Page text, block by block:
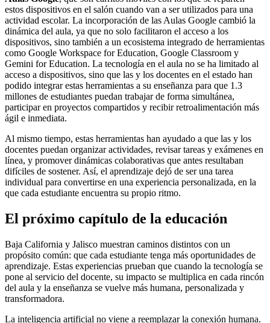
estos dispositivos en el salón cuando van a ser utilizados para una
actividad escolar. La incorporación de las Aulas Google cambió la
dinámica del aula, ya que no solo facilitaron el acceso a los
dispositivos, sino también a un ecosistema integrado de herramientas
como Google Workspace for Education, Google Classroom y
Gemini for Education. La tecnología en el aula no se ha limitado al
acceso a dispositivos, sino que las y los docentes en el estado han
podido integrar estas herramientas a su enseñanza para que 1.3
millones de estudiantes puedan trabajar de forma simultánea,
participar en proyectos compartidos y recibir retroalimentación más
ágil e inmediata.
Al mismo tiempo, estas herramientas han ayudado a que las y los
docentes puedan organizar actividades, revisar tareas y exámenes en
línea, y promover dinámicas colaborativas que antes resultaban
difíciles de sostener. Así, el aprendizaje dejó de ser una tarea
individual para convertirse en una experiencia personalizada, en la
que cada estudiante encuentra su propio ritmo.
El próximo capítulo de la educación
Baja California y Jalisco muestran caminos distintos con un
propósito común: que cada estudiante tenga más oportunidades de
aprendizaje. Estas experiencias prueban que cuando la tecnología se
pone al servicio del docente, su impacto se multiplica en cada rincón
del aula y la enseñanza se vuelve más humana, personalizada y
transformadora.
La inteligencia artificial no viene a reemplazar la conexión humana.